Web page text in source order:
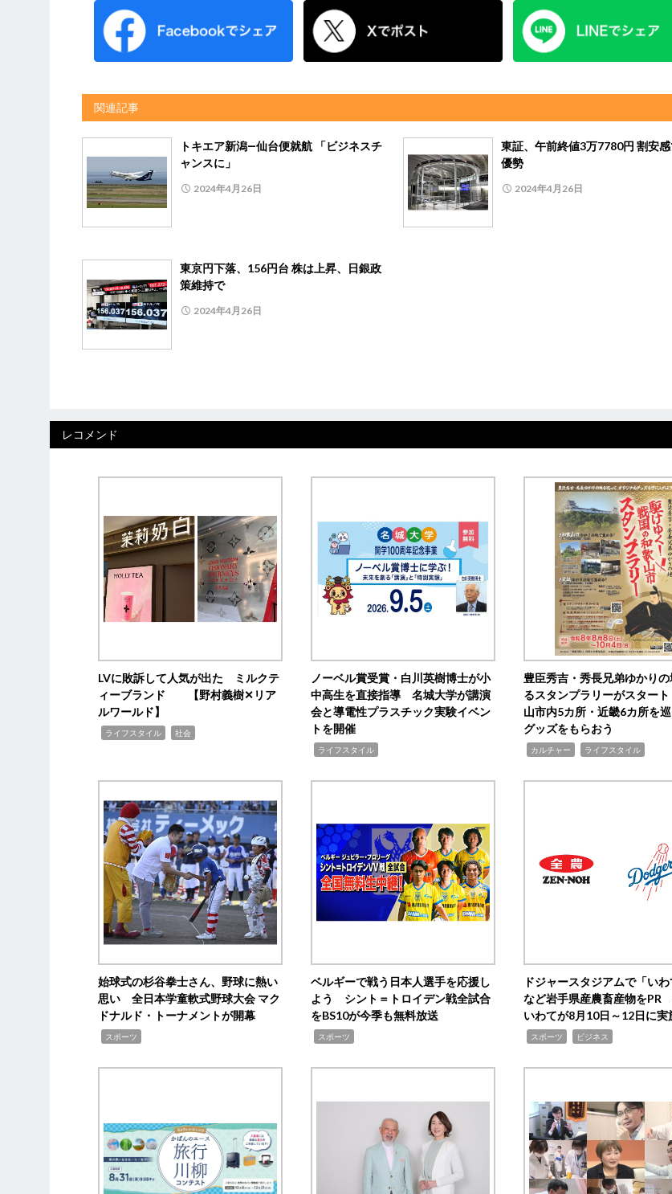
関連記事
トキエア新潟―仙台便就航 「ビジネスチ
ャンスに」
2024年4月26日
東証、午前終値3万7780円 割安
優勢
2024年4月26日
東京円下落、156円台 株は上昇、日銀政
策維持で
2024年4月26日
レコメンド
LVに敗訴して人気が出た ミルクテ
ィーブランド 【野村義樹✕リア
ルワールド】
ライフスタイル 社会
ノーベル賞受賞・白川英樹博士が小
中高生を直接指導 名城大学が講演
会と導電性プラスチック実験イベン
トを開催
ライフスタイル
豊臣秀吉・秀長兄弟ゆかりの
るスタンプラリーがスター
山市内5カ所・近畿6カ所を
グッズをもらおう
カルチャー ライフスタイル
始球式の杉谷拳士さん、野球に熱い
思い 全日本学童軟式野球大会 マク
ドナルド・トーナメントが開幕
スポーツ
ベルギーで戦う日本人選手を応援し
よう シント＝トロイデン戦全試合
をBS10が今季も無料放送
スポーツ
ドジャースタジアムで「いわ
など岩手県産農畜産物をPR
いわてが8月10日～12日に実
スポーツ ビジネス